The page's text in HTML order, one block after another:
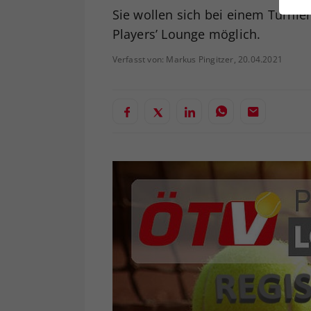
Sie wollen sich bei einem
Players’ Lounge möglich.
Verfasst von: Markus Pingitzer, 20.04.2021